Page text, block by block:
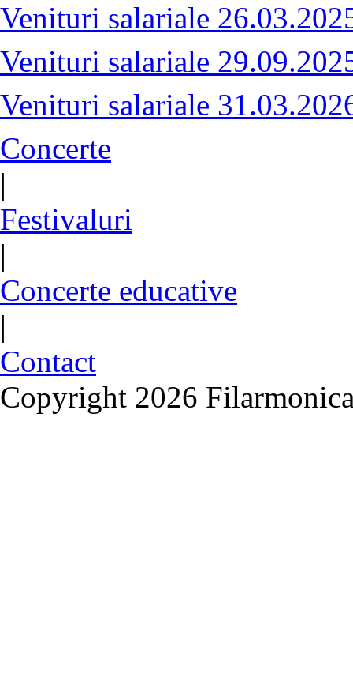
Venituri salariale
Venituri salariale
Venituri salariale
Concerte
|
Festivaluri
|
Concerte educative
|
Contact
Copyright 2026